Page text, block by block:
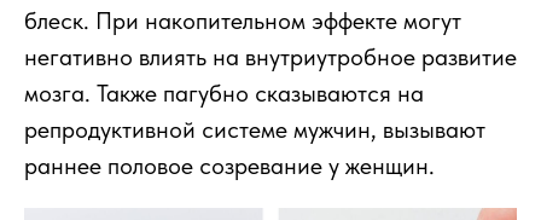
блеск. При накопительном эффекте могут
негативно влиять на внутриутробное развитие
мозга. Также пагубно сказываются на
репродуктивной системе мужчин, вызывают
раннее половое созревание у женщин.